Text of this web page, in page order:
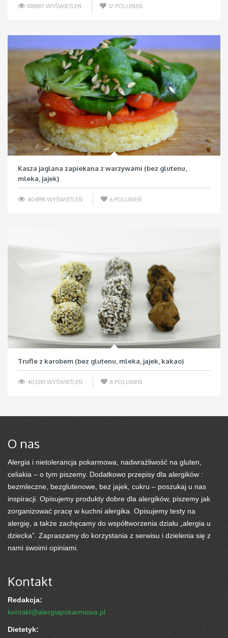
818887 WYŚWIETLEŃ 12 POLUBIEŃ
Kasza jaglana zapiekana z warzywami (bez glutenu,
mleka, jajek)
404996 WYŚWIETLEŃ 6 POLUBIEŃ
Trufle z karobem (bez glutenu, mleka, jajek, kakao)
403281 WYŚWIETLEŃ 8 POLUBIEŃ
O nas
Alergia i nietolerancja pokarmowa, nadwrażliwość na gluten,
celiakia – o tym piszemy. Dodatkowo przepisy dla alergików :
bezmleczne, bezglutenowe, bez jajek, cukru – poszukaj u nas
inspiracji. Opisujemy produkty dobre dla alergików, piszemy jak
zorganizować pracę w kuchni alergika. Opisujemy testy na
alergię, a także zachęcamy do współtworzenia działu „alergia u
dziecka”. Zapraszamy do korzystania z serwisu i dzielenia się z
nami swoimi opiniami.
Kontakt
Redakcja:
kontakt@alergiapokarmowa.pl
Dietetyk: